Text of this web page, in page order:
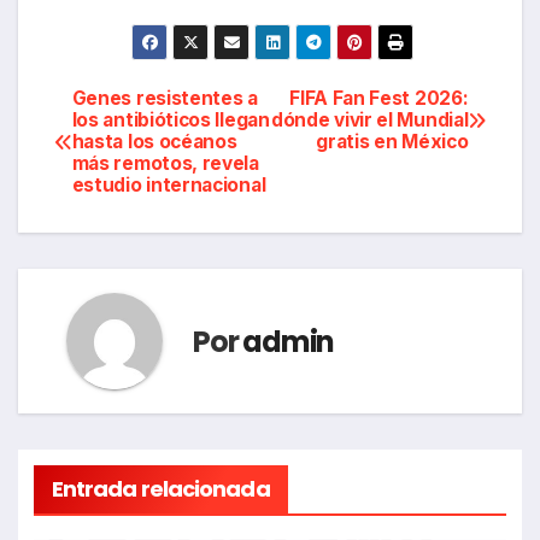
Navegación
de
entradas
FIFA Fan Fest 2026:
dónde vivir el Mundial
gratis en México
Genes resistentes a
los antibióticos llegan
hasta los océanos
más remotos, revela
estudio internacional
Poradmin
Entrada relacionada